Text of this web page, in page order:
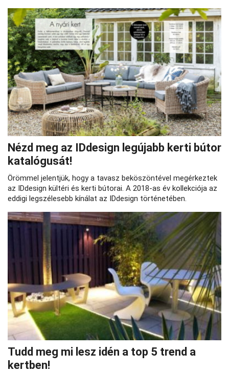
Nézd meg az IDdesign legújabb kerti bútor
katalógusát!
Örömmel jelentjük, hogy a tavasz beköszöntével megérkeztek
az IDdesign kültéri és kerti bútorai. A 2018-as év kollekciója az
eddigi legszélesebb kínálat az IDdesign történetében.
Tudd meg mi lesz idén a top 5 trend a
kertben!